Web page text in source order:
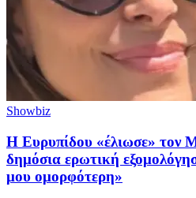
Showbiz
Η Ευρυπίδου «έλιωσε» τον
δημόσια ερωτική
μου ομορφότερη»